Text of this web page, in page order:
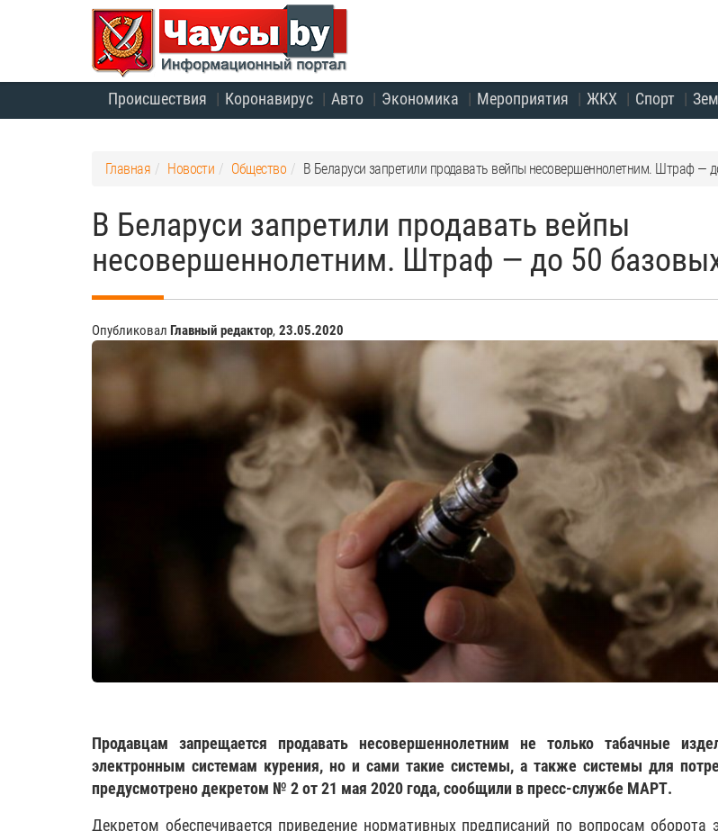
Происшествия Коронавирус Авто Экономика Мероприятия ЖКХ Спорт
Главная Новости Общество В Беларуси запретили продавать вейпы несовершеннолетним. Штраф —
В Беларуси запретили продавать вейпы
несовершеннолетним. Штраф — до 50
Опубликовал Главный редактор, 23.05.2020
Продавцам запрещается продавать несовершеннолетним не только табачные
электронным системам курения, но и сами такие системы, а также системы для
предусмотрено декретом № 2 от 21 мая 2020 года, сообщили в пресс-службе МАРТ.
Декретом обеспечивается приведение нормативных предписаний по вопросам оборота